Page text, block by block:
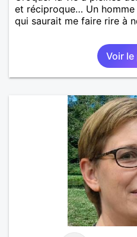
et réciproque… Un
qui saurait me faire rire à
Voir